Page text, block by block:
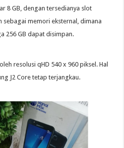
8 GB, dengan tersedianya slot
sebagai memori eksternal, dimana
256 GB dapat disimpan.
resolusi qHD 540 x 960 piksel. Hal
J2 Core tetap terjangkau.